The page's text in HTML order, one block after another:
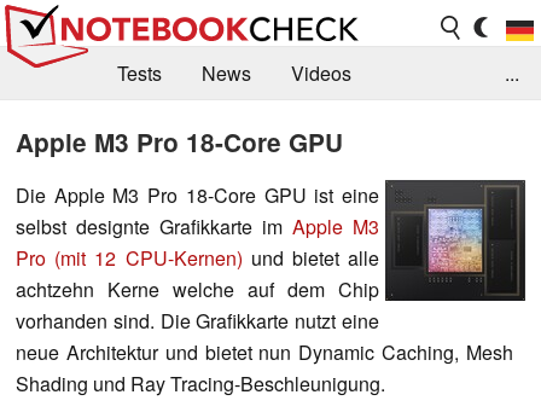
Tests News
Videos
Jobs
Forum
...
Apple M3 Pro 18-Core GPU
Die Apple M3 Pro 18-Core GPU ist eine
selbst designte Grafikkarte im Apple M3
Pro (mit 12 CPU-Kernen) und bietet alle
achtzehn Kerne welche auf dem Chip
vorhanden sind. Die Grafikkarte nutzt eine
neue Architektur und bietet nun Dynamic Caching, Mesh
Shading und Ray Tracing-Beschleunigung.